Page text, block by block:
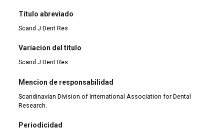
Título abreviado
Scand J Dent Res
Variacion del titulo
Scand J Dent Res
Mencion de responsabilidad
Scandinavian Division of International Association for Dental
Research.
Periodicidad